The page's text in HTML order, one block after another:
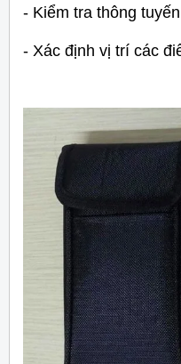
- Kiểm tra thông tuyến
- Xác định vị trí các